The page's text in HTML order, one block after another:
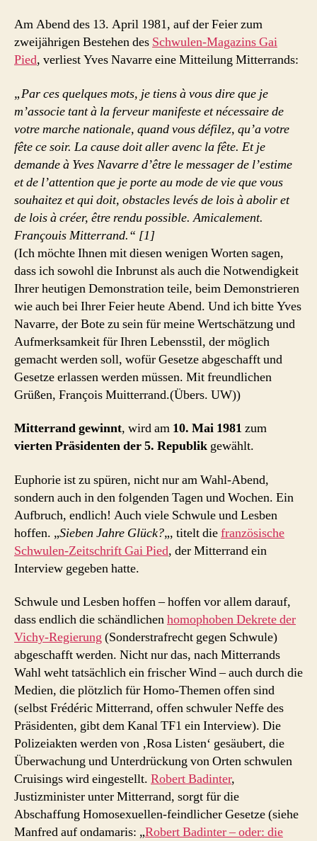
Am Abend des 13. April 1981, auf der Feier zum
zweijährigen Bestehen des Schwulen-Magazins Gai
Pied, verliest Yves Navarre eine Mitteilung Mitterrands:
„Par ces quelques mots, je tiens à vous dire que je
m’associe tant à la ferveur manifeste et nécessaire de
votre marche nationale, quand vous défilez, qu’a votre
fête ce soir. La cause doit aller avenc la fête. Et je
demande à Yves Navarre d’être le messager de l’estime
et de l’attention que je porte au mode de vie que vous
souhaitez et qui doit, obstacles levés de lois à abolir et
de lois à créer, être rendu possible. Amicalement.
Françouis Mitterrand.“ [1]
(Ich möchte Ihnen mit diesen wenigen Worten sagen,
dass ich sowohl die Inbrunst als auch die Notwendigkeit
Ihrer heutigen Demonstration teile, beim Demonstrieren
wie auch bei Ihrer Feier heute Abend. Und ich bitte Yves
Navarre, der Bote zu sein für meine Wertschätzung und
Aufmerksamkeit für Ihren Lebensstil, der möglich
gemacht werden soll, wofür Gesetze abgeschafft und
Gesetze erlassen werden müssen. Mit freundlichen
Grüßen, François Muitterrand.(Übers. UW))
Mitterrand gewinnt, wird am 10. Mai 1981 zum
vierten Präsidenten der 5. Republik gewählt.
Euphorie ist zu spüren, nicht nur am Wahl-Abend,
sondern auch in den folgenden Tagen und Wochen. Ein
Aufbruch, endlich! Auch viele Schwule und Lesben
hoffen. „Sieben Jahre Glück?„, titelt diefranzösische
Schwulen-Zeitschrift Gai Pied, der Mitterrand ein
Interview gegeben hatte.
Schwule und Lesben hoffen – hoffen vor allem darauf,
dass endlich die schändlichenhomophoben Dekrete der
Vichy-Regierung(Sonderstrafrecht gegen Schwule)
abgeschafft werden. Nicht nur das, nach Mitterrands
Wahl weht tatsächlich ein frischer Wind – auch durch die
Medien, die plötzlich für Homo-Themen offen sind
(selbst Frédéric Mitterrand, offen schwuler Neffe des
Präsidenten, gibt dem Kanal TF1 ein Interview). Die
Polizeiakten werden von ‚Rosa Listen‘ gesäubert, die
Überwachung und Unterdrückung von Orten schwulen
Cruisings wird eingestellt. Robert Badinter,
Justizminister unter Mitterrand, sorgt für die
Abschaffung Homosexuellen-feindlicher Gesetze (siehe
Manfred auf ondamaris: „Robert Badinter – oder: die